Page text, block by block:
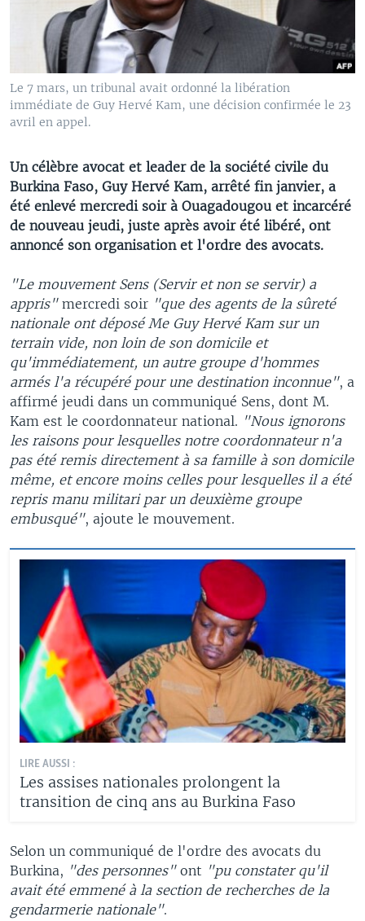
Le 7 mars, un tribunal avait ordonné la libération
immédiate de Guy Hervé Kam, une décision confirmée le 23
avril en appel.
Un célèbre avocat et leader de la société civile du
Burkina Faso, Guy Hervé Kam, arrêté fin janvier, a
été enlevé mercredi soir à Ouagadougou et incarcéré
de nouveau jeudi, juste après avoir été libéré, ont
annoncé son organisation et l'ordre des avocats.
"Le mouvement Sens (Servir et non se servir) a
appris"mercredi soir "que des agents de la sûreté
nationale ont déposé Me Guy Hervé Kam sur un
terrain vide, non loin de son domicile et
qu'immédiatement, un autre groupe d'hommes
armés l'a récupéré pour une destination inconnue", a
affirmé jeudi dans un communiqué Sens, dont M.
Kam est le coordonnateur national. "Nous ignorons
les raisons pour lesquelles notre coordonnateur n'a
pas été remis directement à sa famille à son domicile
même, et encore moins celles pour lesquelles il a été
repris manu militari par un deuxième groupe
embusqué", ajoute le mouvement.
LIRE AUSSI :
Les assises nationales prolongent la
transition de cinq ans au Burkina Faso
Selon un communiqué de l'ordre des avocats du
Burkina, "des personnes"ont "pu constater qu'il
avait été emmené à la section de recherches de la
gendarmerie nationale".